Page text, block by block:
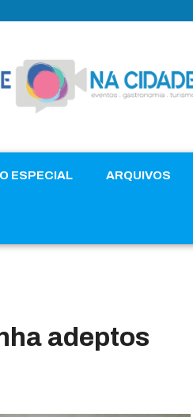
ESPECIAL ARQUIVOS
adeptos